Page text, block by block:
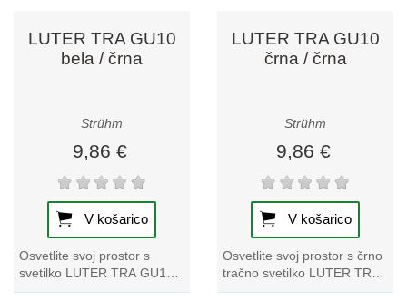
LUTER TRA GU10
bela / črna
Strühm
9,86 €
V košarico
Osvetlite svoj prostor s
svetilko LUTER TRA GU10
bela/črna. Izstopa v naši
LUTER TRA GU10
črna / črna
Strühm
9,86 €
V košarico
Osvetlite svoj prostor s črno
tračno svetilko LUTER TRA
GU10. V tem izstopajočem